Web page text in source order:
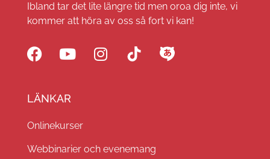
Ibland tar det lite längre tid men oroa dig inte, vi
kommer att höra av oss så fort vi kan!
LÄNKAR
Onlinekurser
Webbinarier och evenemang